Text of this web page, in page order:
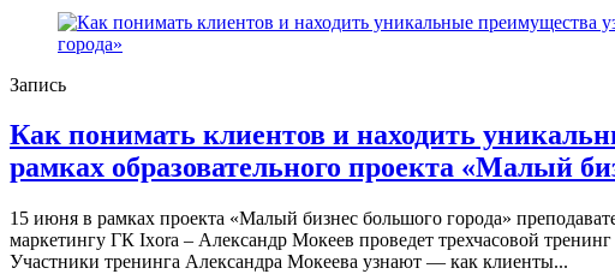
Запись
Как понимать клиентов и находить
рамках образовательного проекта «Малый
15 июня в рамках проекта «Малый бизнес большого города»
маркетингу ГК Ixora – Александр Мокеев проведет трехчасовой
Участники тренинга Александра Мокеева узнают — как клиенты...